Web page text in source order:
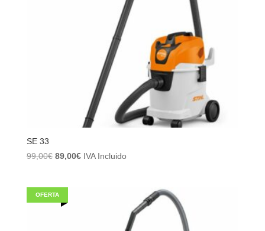
SE 33
99,00€ El
era:
99,00€.
89,00€ElIVA Incluido
OFERTA